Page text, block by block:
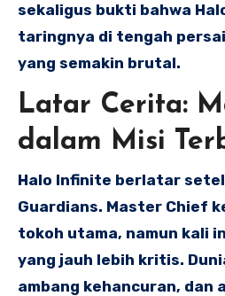
sekaligus bukti bahwa
taringnya di tengah
yang semakin brutal.
Latar Cerita:
dalam Misi
Halo Infinite berlatar
Guardians. Master Chief
tokoh utama, namun kali
yang jauh lebih kritis.
ambang kehancuran, dan